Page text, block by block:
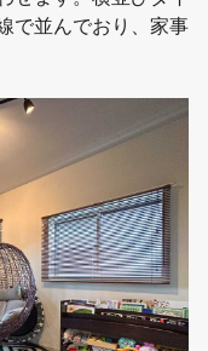
で並んでおり、家事